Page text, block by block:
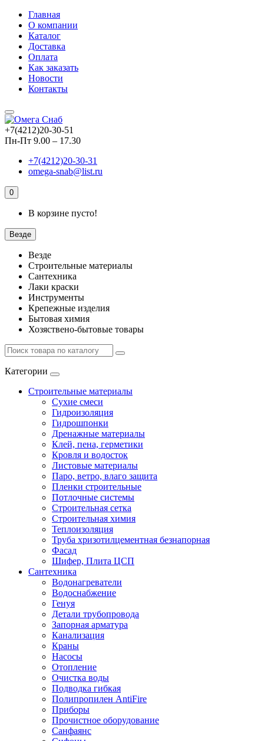
Главная
О компании
Каталог
Доставка
Оплата
Как заказать
Новости
Контакты
+7(4212)20-30-51
Пн-Пт 9.00 – 17.30
+7(4212)20-30-31
omega-snab@list.ru
0
В корзине пусто!
Везде
Везде
Строительные материалы
Сантехника
Лаки краски
Инструменты
Крепежные изделия
Бытовая химия
Хозяствено-бытовые товары
Категории
Строительные материалы
Сухие смеси
Гидроизоляция
Гидрошпонки
Дренажные материалы
Клей, пена, герметики
Кровля и водосток
Листовые материалы
Паро, ветро, влаго защита
Пленки строительные
Потлочные системы
Строительная сетка
Строительная химия
Теплоизоляция
Труба хризотилцементная безнапорная
Фасад
Шифер, Плита ЦСП
Сантехника
Водонагреватели
Водоснабжение
Генуя
Детали трубопровода
Запорная арматура
Канализация
Краны
Насосы
Отопление
Очистка воды
Подводка гибкая
Полипропилен AntiFire
Приборы
Прочистное оборудование
Санфаянс